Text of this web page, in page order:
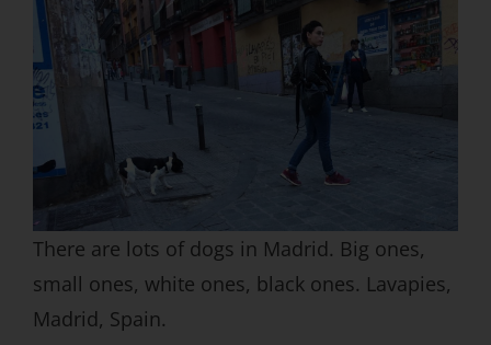
There are lots of dogs in Madrid. Big ones,
small ones, white ones, black ones. Lavapies,
Madrid, Spain.